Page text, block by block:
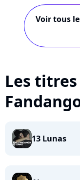
Voir tous
Les titres
13 Lunas